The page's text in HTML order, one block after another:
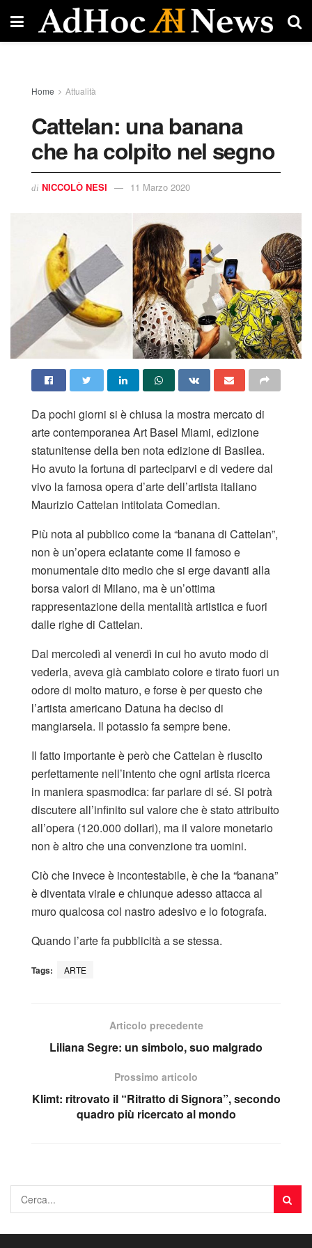
Home Attualità
Cattelan: una banana
che ha colpito nel segno
di NICCOLÒ NESI 11 Marzo 2020
Da pochi giorni si è chiusa la mostra mercato di
arte contemporanea Art Basel Miami, edizione
statunitense della ben nota edizione di Basilea.
Ho avuto la fortuna di parteciparvi e di vedere dal
vivo la famosa opera d’arte dell’artista italiano
Maurizio Cattelan intitolata Comedian.
Più nota al pubblico come la “banana di Cattelan”,
non è un’opera eclatante come il famoso e
monumentale dito medio che si erge davanti alla
borsa valori di Milano, ma è un’ottima
rappresentazione della mentalità artistica e fuori
dalle righe di Cattelan.
Dal mercoledì al venerdì in cui ho avuto modo di
vederla, aveva già cambiato colore e tirato fuori un
odore di molto maturo, e forse è per questo che
l’artista americano Datuna ha deciso di
mangiarsela. Il potassio fa sempre bene.
Il fatto importante è però che Cattelan è riuscito
perfettamente nell’intento che ogni artista ricerca
in maniera spasmodica: far parlare di sé. Si potrà
discutere all’infinito sul valore che è stato attribuito
all’opera (120.000 dollari), ma il valore monetario
non è altro che una convenzione tra uomini.
Ciò che invece è incontestabile, è che la “banana”
è diventata virale e chiunque adesso attacca al
muro qualcosa col nastro adesivo e lo fotografa.
Quando l’arte fa pubblicità a se stessa.
Tags: ARTE
Articolo precedente
Liliana Segre: un simbolo, suo malgrado
Prossimo articolo
Klimt: ritrovato il “Ritratto di Signora”, secondo
quadro più ricercato al mondo